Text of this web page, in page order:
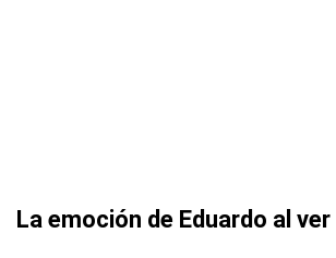
La emoción de Eduardo al ver